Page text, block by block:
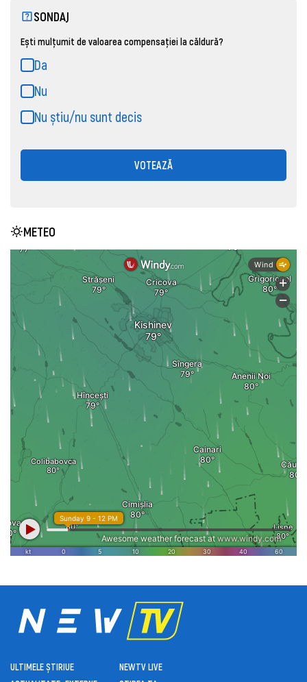
SONDAJ
Ești mulțumit de valoarea compensației la căldură?
Da
Nu
Nu știu/nu sunt decis
VOTEAZĂ
METEO
ULTIMELE ȘTIRIUE
NEWTV LIVE